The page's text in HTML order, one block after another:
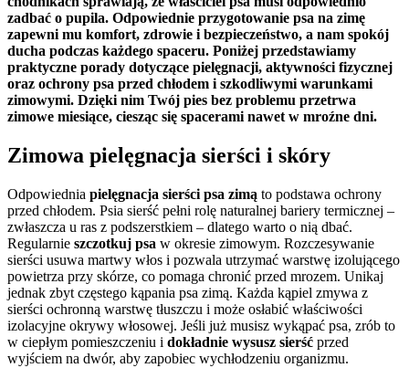
zadbać o pupila. Odpowiednie przygotowanie psa na zimę
zapewni mu komfort, zdrowie i bezpieczeństwo, a nam spokój
ducha podczas każdego spaceru. Poniżej przedstawiamy
praktyczne porady dotyczące pielęgnacji, aktywności fizycznej
oraz ochrony psa przed chłodem i szkodliwymi warunkami
zimowymi. Dzięki nim Twój pies bez problemu przetrwa
zimowe miesiące, ciesząc się spacerami nawet w mroźne dni.
Zimowa pielęgnacja sierści i skóry
Odpowiednia pielęgnacja sierści psa zimą to podstawa ochrony
przed chłodem. Psia sierść pełni rolę naturalnej bariery termicznej –
zwłaszcza u ras z podszerstkiem – dlatego warto o nią dbać.
Regularnie szczotkuj psa w okresie zimowym. Rozczesywanie
sierści usuwa martwy włos i pozwala utrzymać warstwę izolującego
powietrza przy skórze, co pomaga chronić przed mrozem. Unikaj
jednak zbyt częstego kąpania psa zimą. Każda kąpiel zmywa z
sierści ochronną warstwę tłuszczu i może osłabić właściwości
izolacyjne okrywy włosowej. Jeśli już musisz wykąpać psa, zrób to
w ciepłym pomieszczeniu i dokładnie wysusz sierść przed
wyjściem na dwór, aby zapobiec wychłodzeniu organizmu.